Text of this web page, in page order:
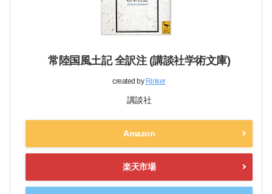
境内士林伐採事業
令和2年/2020年
拝殿・授与所屋根葺き替え
常陸国風土記 全訳注 (講談社学術文庫)
created by Rinker
講談社
Amazon
楽天市場